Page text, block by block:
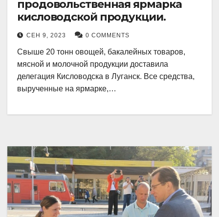
продовольственная ярмарка
кисловодской продукции.
СЕН 9, 2023 0 COMMENTS
Свыше 20 тонн овощей, бакалейных товаров,
мясной и молочной продукции доставила
делегация Кисловодска в Луганск. Все средства,
вырученные на ярмарке,…